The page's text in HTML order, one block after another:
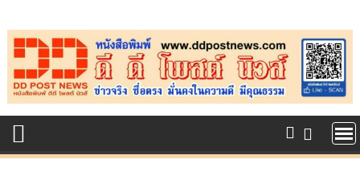
to
content